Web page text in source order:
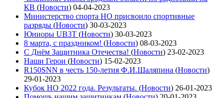
КВ (Новости) 04-04-2023
Министерство спорта НО присвоило спортивные
разряды (Новости) 30-03-2023
Юниоры UB3T (Новости) 30-03-2023
8 марта, с праздником! (Новости) 08-03-2023
С Днём Защитника Отечества! (Новости) 23-02-2023
Наши Герои (Новости) 15-02-2023
R150SNN в честь 150-летия Ф.И.Шаляпина (Новости)
29-01-2023
Кубок НО 2022 года. Результаты. (Новости) 26-01-2023